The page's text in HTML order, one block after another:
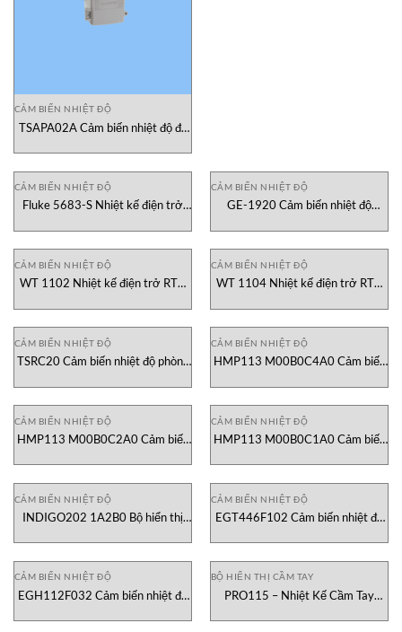
CẢM BIẾN NHIỆT ĐỘ
TSAPA02A Cảm biến nhiệt độ đa
Pt100 3 dây, 50mm Greystone
Vietnam
CẢM BIẾN NHIỆT ĐỘ
Fluke 5683-S Nhiệt kế điện trở
CẢM BIẾN NHIỆT ĐỘ
GE-1920 Cảm biến nhiệt độ
Vietnam
CẢM BIẾN NHIỆT ĐỘ
WT 1102 Nhiệt kế điện trở RTK
CẢM BIẾN NHIỆT ĐỘ
WT 1104 Nhiệt kế điện trở RTK
CẢM BIẾN NHIỆT ĐỘ
TSRC20 Cảm biến nhiệt độ phòng
CẢM BIẾN NHIỆT ĐỘ
HMP113 M00B0C4A0 Cảm biến
CẢM BIẾN NHIỆT ĐỘ
HMP113 M00B0C2A0 Cảm biến
CẢM BIẾN NHIỆT ĐỘ
HMP113 M00B0C1A0 Cảm biến
CẢM BIẾN NHIỆT ĐỘ
INDIGO202 1A2B0 Bộ hiển thị
CẢM BIẾN NHIỆT ĐỘ
EGT446F102 Cảm biến nhiệt độ
CẢM BIẾN NHIỆT ĐỘ
EGH112F032 Cảm biến nhiệt độ
Vietnam
BỘ HIỂN THỊ CẦM TAY
PRO115 – Nhiệt Kế Cầm Tay